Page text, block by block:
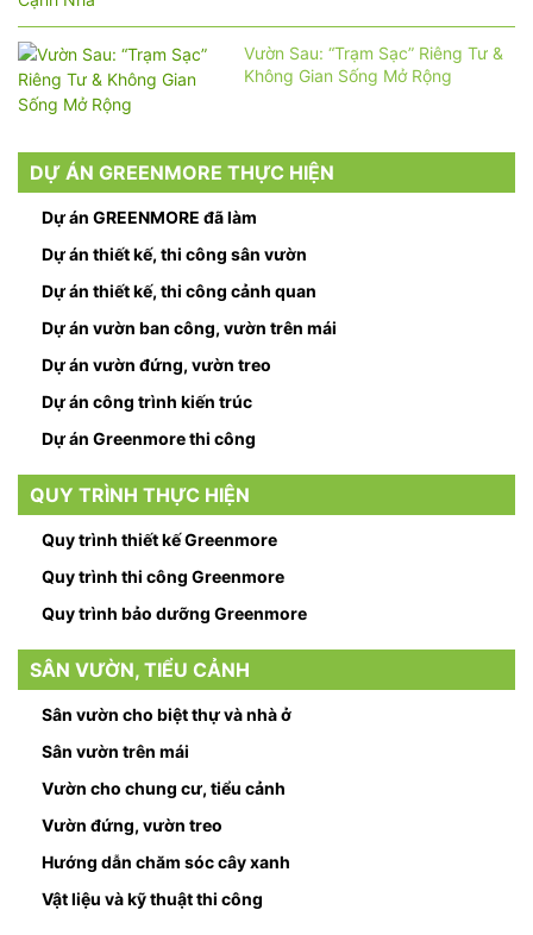
Vườn Sau: “Trạm Sạc” Riêng Tư &
Không Gian Sống Mở Rộng
DỰ ÁN GREENMORE THỰC HIỆN
Dự án GREENMORE đã làm
Dự án thiết kế, thi công sân vườn
Dự án thiết kế, thi công cảnh quan
Dự án vườn ban công, vườn trên mái
Dự án vườn đứng, vườn treo
Dự án công trình kiến trúc
Dự án Greenmore thi công
QUY TRÌNH THỰC HIỆN
Quy trình thiết kế Greenmore
Quy trình thi công Greenmore
Quy trình bảo dưỡng Greenmore
SÂN VƯỜN, TIỂU CẢNH
Sân vườn cho biệt thự và nhà ở
Sân vườn trên mái
Vườn cho chung cư, tiểu cảnh
Vườn đứng, vườn treo
Hướng dẫn chăm sóc cây xanh
Vật liệu và kỹ thuật thi công